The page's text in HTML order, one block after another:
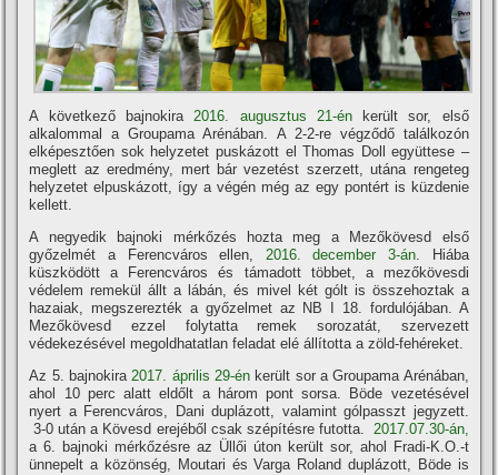
A következő bajnokira2016. augusztus 21-énkerült sor, első
alkalommal a Groupama Arénában. A 2-2-re végződő találkozón
elképesztően sok helyzetet puskázott el Thomas Doll együttese –
meglett az eredmény, mert bár vezetést szerzett, utána rengeteg
helyzetet elpuskázott, í­gy a végén még az egy pontért is küzdenie
kellett.
A negyedik bajnoki mérkőzés hozta meg a Mezőkövesd első
győzelmét a Ferencváros ellen, 2016. december 3-án. Hiába
küszködött a Ferencváros és támadott többet, a mezőkövesdi
védelem remekül állt a lábán, és mivel két gólt is összehoztak a
hazaiak, megszerezték a győzelmet az NB I 18. fordulójában. A
Mezőkövesd ezzel folytatta remek sorozatát, szervezett
védekezésével megoldhatatlan feladat elé állí­totta a zöld-fehéreket.
Az 5. bajnokira2017. április 29-én került sor a Groupama Arénában,
ahol 10 perc alatt eldőlt a három pont sorsa. Böde vezetésével
nyert a Ferencváros, Dani duplázott, valamint gólpasszt jegyzett.
3-0 után a Kövesd erejéből csak szépí­tésre futotta. 2017.07.30-án,
a 6. bajnoki mérkőzésre az Üllői úton került sor, ahol Fradi-K.O.-t
ünnepelt a közönség, Moutari és Varga Roland duplázott, Böde is